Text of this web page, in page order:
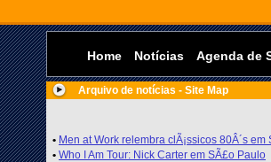
Home Notícias Agenda de
Arquivo de notícias - Site Map
• Men at Work relembra clÃ¡ssicos 80Â´s em
• Who I Am Tour: Nick Carter em SÃ£o Paulo